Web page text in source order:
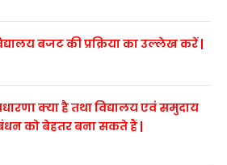
बजट की प्रक्रिया का उल्लेख करें |
क्या है तथा विद्यालय एवं समुदाय
को बेहतर बना सकते हैं |